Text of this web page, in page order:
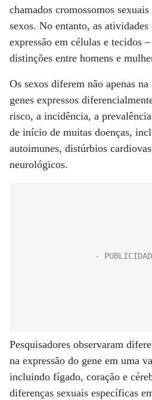
chamados cromossomos
sexos. No entanto, as atividades
expressão em células e tecidos
distinções entre homens e
Os sexos diferem não apenas
genes expressos
risco, a incidência, a
de início de muitas doenças,
autoimunes, distúrbios
neurológicos.
Pesquisadores observaram
na expressão do gene em uma
incluindo fígado, coração e
diferenças sexuais específicas